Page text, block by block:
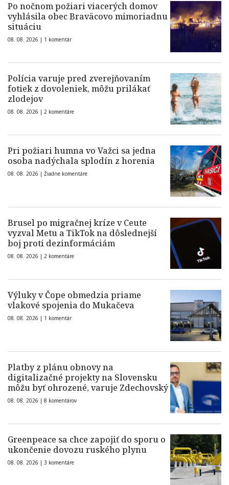
Po nočnom požiari viacerých domov
vyhlásila obec Braväcovo mimoriadnu
situáciu
08. 08. 2026 | 1 komentár
Polícia varuje pred zverejňovaním
fotiek z dovoleniek, môžu prilákať
zlodejov
08. 08. 2026 | 2 komentáre
Pri požiari humna vo Važci sa jedna
osoba nadýchala splodín z horenia
08. 08. 2026 | Žiadne komentáre
Brusel po migračnej kríze v Ceute
vyzval Metu a TikTok na dôslednejší
boj proti dezinformáciám
08. 08. 2026 | 2 komentáre
Výluky v Čope obmedzia priame
vlakové spojenia do Mukačeva
08. 08. 2026 | 1 komentár
Platby z plánu obnovy na
digitalizačné projekty na Slovensku
môžu byť ohrozené, varuje Zdechovský
08. 08. 2026 | 8 komentárov
Greenpeace sa chce zapojiť do sporu o
ukončenie dovozu ruského plynu
08. 08. 2026 | 3 komentáre